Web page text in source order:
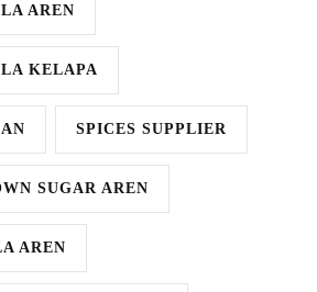
AREN
KELAPA
SPICES SUPPLIER
SUGAR AREN
AREN